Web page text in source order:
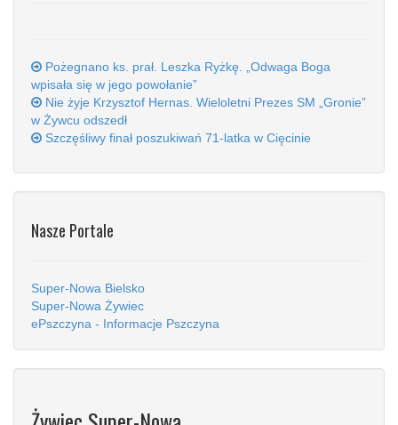
Pożegnano ks. prał. Leszka Ryżkę. „Odwaga Boga
wpisała się w jego powołanie”
Nie żyje Krzysztof Hernas. Wieloletni Prezes SM „Gronie”
w Żywcu odszedł
Szczęśliwy finał poszukiwań 71-latka w Cięcinie
Nasze Portale
Super-Nowa Bielsko
Super-Nowa Żywiec
ePszczyna - Informacje Pszczyna